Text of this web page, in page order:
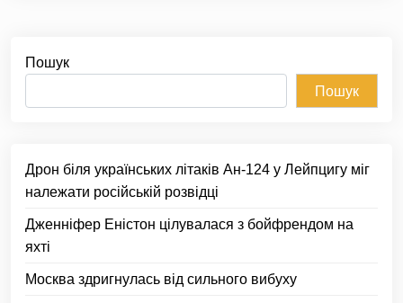
Пошук
Пошук
Дрон біля українських літаків Ан-124 у Лейпцигу міг
належати російській розвідці
Дженніфер Еністон цілувалася з бойфрендом на
яхті
Москва здригнулась від сильного вибуху